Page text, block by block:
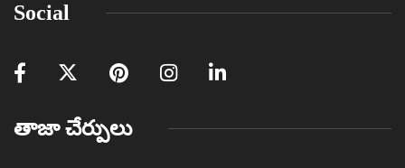
Social
తాజా చేర్పులు